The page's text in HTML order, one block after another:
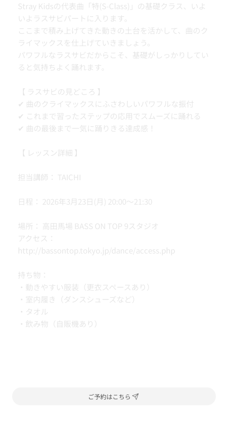
Stray Kidsの代表曲「特(S-Class)」の基礎クラス、いよ
いよラスサビパートに入ります。
ここまで積み上げてきた動きの土台を活かして、曲のク
ライマックスを仕上げていきましょう。
パワフルなラスサビだからこそ、基礎がしっかりしてい
ると気持ちよく踊れます。
【 ラスサビの見どころ 】
✔ 曲のクライマックスにふさわしいパワフルな振付
✔ これまで習ったステップの応用でスムーズに踊れる
✔ 曲の最後まで一気に踊りきる達成感！
【 レッスン詳細 】
担当講師： TAICHI
日程： 2026年3月23日(月) 20:00〜21:30
場所： 高田馬場 BASS ON TOP 9スタジオ
アクセス：
http://bassontop.tokyo.jp/dance/access.php
持ち物：
・動きやすい服装（更衣スペースあり）
・室内履き（ダンスシューズなど）
・タオル
・飲み物（自販機あり）
ご予約はこちら